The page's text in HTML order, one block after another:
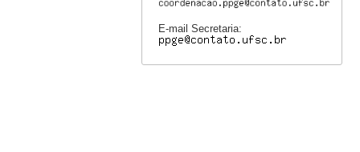
E-mail Secretaria: